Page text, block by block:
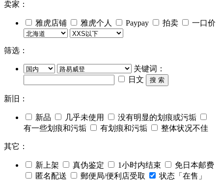
卖家：
雅虎店铺 雅虎个人 Paypay 拍卖 一口价
筛选：
关键词：
日文
搜 索
新旧：
新品 几乎未使用
没有明显的划痕或污垢
有一些划痕和污垢
有划痕和污垢 整体状况不佳
其它：
新上架 真伪鉴定 1小时内结束
免日本邮费
匿名配送
郵便局/便利店受取
状态「在售」